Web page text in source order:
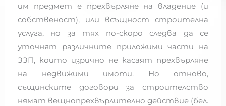
им предмет е прехвърляне на владение (и
собственост), или всъщност строителна
услуга, но за тях по-скоро следва да се
уточнят различните приложими части на
ЗЗП, които изрично не касаят прехвърляне
на недвижими имоти. Но отново,
същинските договори за строителство
нямат вещнопрехвърлително действие (бел.